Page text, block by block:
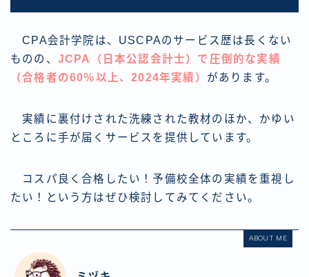
CPA会計学院は、USCPAのサービス歴は長くない
ものの、 JCPA（日本公認会計士）で圧倒的な実績
（合格者の60％以上、2024年実績） があります。
実績に裏付けされた洗練された教材のほか、かゆい
ところに手が届くサービスを提供しています。
コスパ良く合格したい！予備校全体の実績を重視し
たい！という方はぜひ検討してみてください。
ABOUT ME